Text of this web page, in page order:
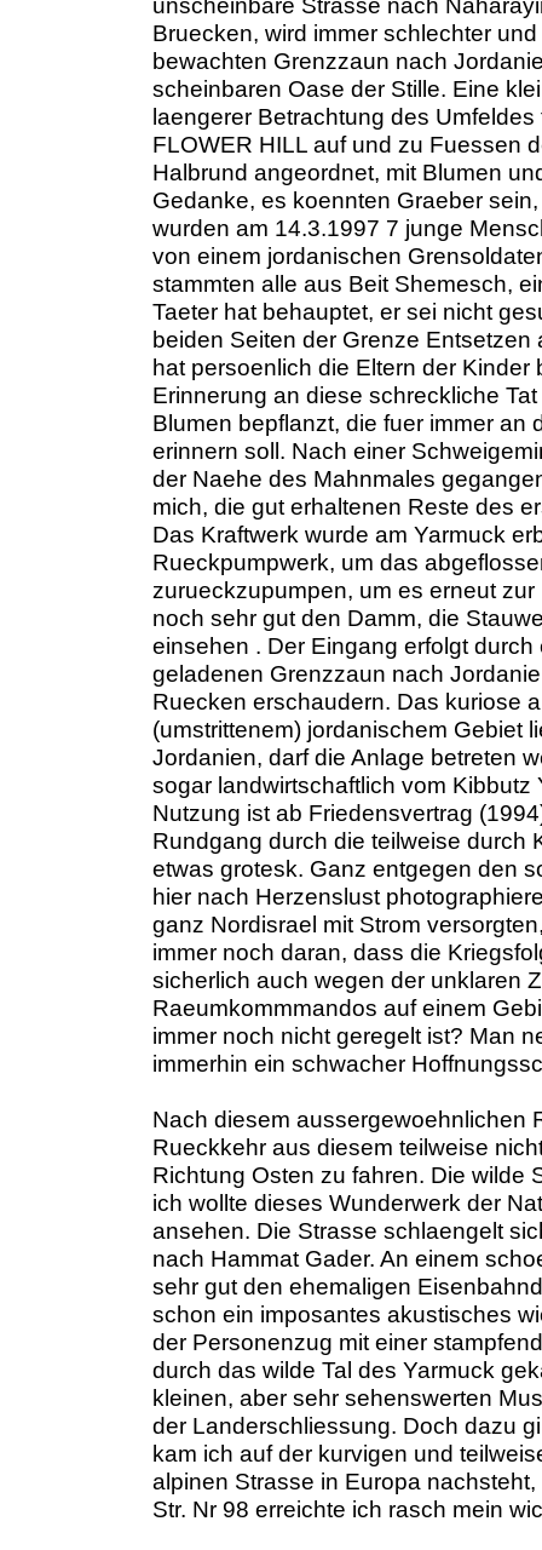
Bruecken, wird immer schlechter
bewachten Grenzzaun nach
scheinbaren Oase der Stille. Eine
laengerer Betrachtung des
FLOWER HILL auf und zu Fuessen
Halbrund angeordnet, mit Blumen
Gedanke, es koennten Graeber
wurden am 14.3.1997 7 junge
von einem jordanischen
stammten alle aus Beit Shemesch,
Taeter hat behauptet, er sei nicht
beiden Seiten der Grenze
hat persoenlich die Eltern der
Erinnerung an diese schreckliche
Blumen bepflanzt, die fuer immer
erinnern soll. Nach einer
der Naehe des Mahnmales
mich, die gut erhaltenen Reste des
Das Kraftwerk wurde am Yarmuck
Rueckpumpwerk, um das
zurueckzupumpen, um es erneut
noch sehr gut den Damm, die
einsehen . Der Eingang erfolgt
geladenen Grenzzaun nach
Ruecken erschaudern. Das kuriose
(umstrittenem) jordanischem Gebiet
Jordanien, darf die Anlage betreten
sogar landwirtschaftlich vom
Nutzung ist ab Friedensvertrag
Rundgang durch die teilweise durch
etwas grotesk. Ganz entgegen den
hier nach Herzenslust
ganz Nordisrael mit Strom
immer noch daran, dass die
sicherlich auch wegen der unklaren
Raeumkommmandos auf einem
immer noch nicht geregelt ist? Man
immerhin ein schwacher
Nach diesem aussergewoehnlichen
Rueckkehr aus diesem teilweise
Richtung Osten zu fahren. Die wilde
ich wollte dieses Wunderwerk der
ansehen. Die Strasse schlaengelt
nach Hammat Gader. An einem
sehr gut den ehemaligen
schon ein imposantes akustisches
der Personenzug mit einer
durch das wilde Tal des Yarmuck
kleinen, aber sehr sehenswerten
der Landerschliessung. Doch dazu
kam ich auf der kurvigen und
alpinen Strasse in Europa
Str. Nr 98 erreichte ich rasch mein